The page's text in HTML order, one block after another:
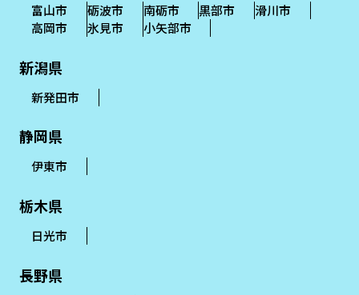
富山市 砺波市 南砺市 黒部市
滑川市
高岡市
氷見市 小矢部市
新潟県
新発田市
静岡県
伊東市
栃木県
日光市
長野県